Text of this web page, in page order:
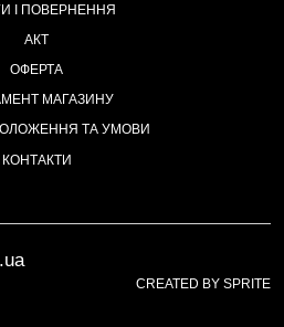
І ПОВЕРНЕННЯ
АКТ
ОФЕРТА
МАГАЗИНУ
ТА УМОВИ
КОНТАКТИ
CREATED BY SPRITE